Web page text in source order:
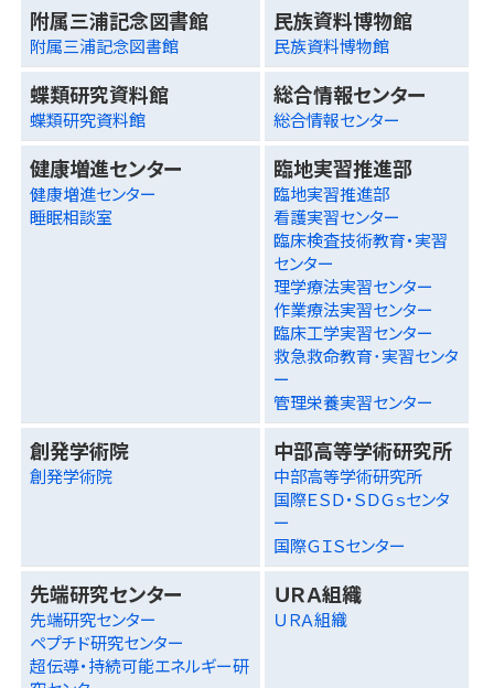
附属三浦記念図書館
附属三浦記念図書館
民族資料博物館
民族資料博物館
蝶類研究資料館
蝶類研究資料館
総合情報センター
総合情報センター
健康増進センター
健康増進センター
睡眠相談室
臨地実習推進部
臨地実習推進部
看護実習センター
臨床検査技術教育・実習
センター
理学療法実習センター
作業療法実習センター
臨床工学実習センター
救急救命教育･実習センタ
ー
管理栄養実習センター
創発学術院
創発学術院
中部高等学術研究所
中部高等学術研究所
国際ＥＳＤ・ＳＤＧｓセンタ
ー
国際ＧＩＳセンター
先端研究センター
先端研究センター
ペプチド研究センター
超伝導・持続可能エネルギー研
ＵＲＡ組織
ＵＲＡ組織